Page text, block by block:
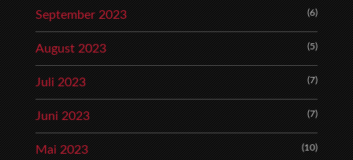
September 2023 (6)
August 2023 (5)
Juli 2023 (7)
Juni 2023 (7)
Mai 2023 (10)